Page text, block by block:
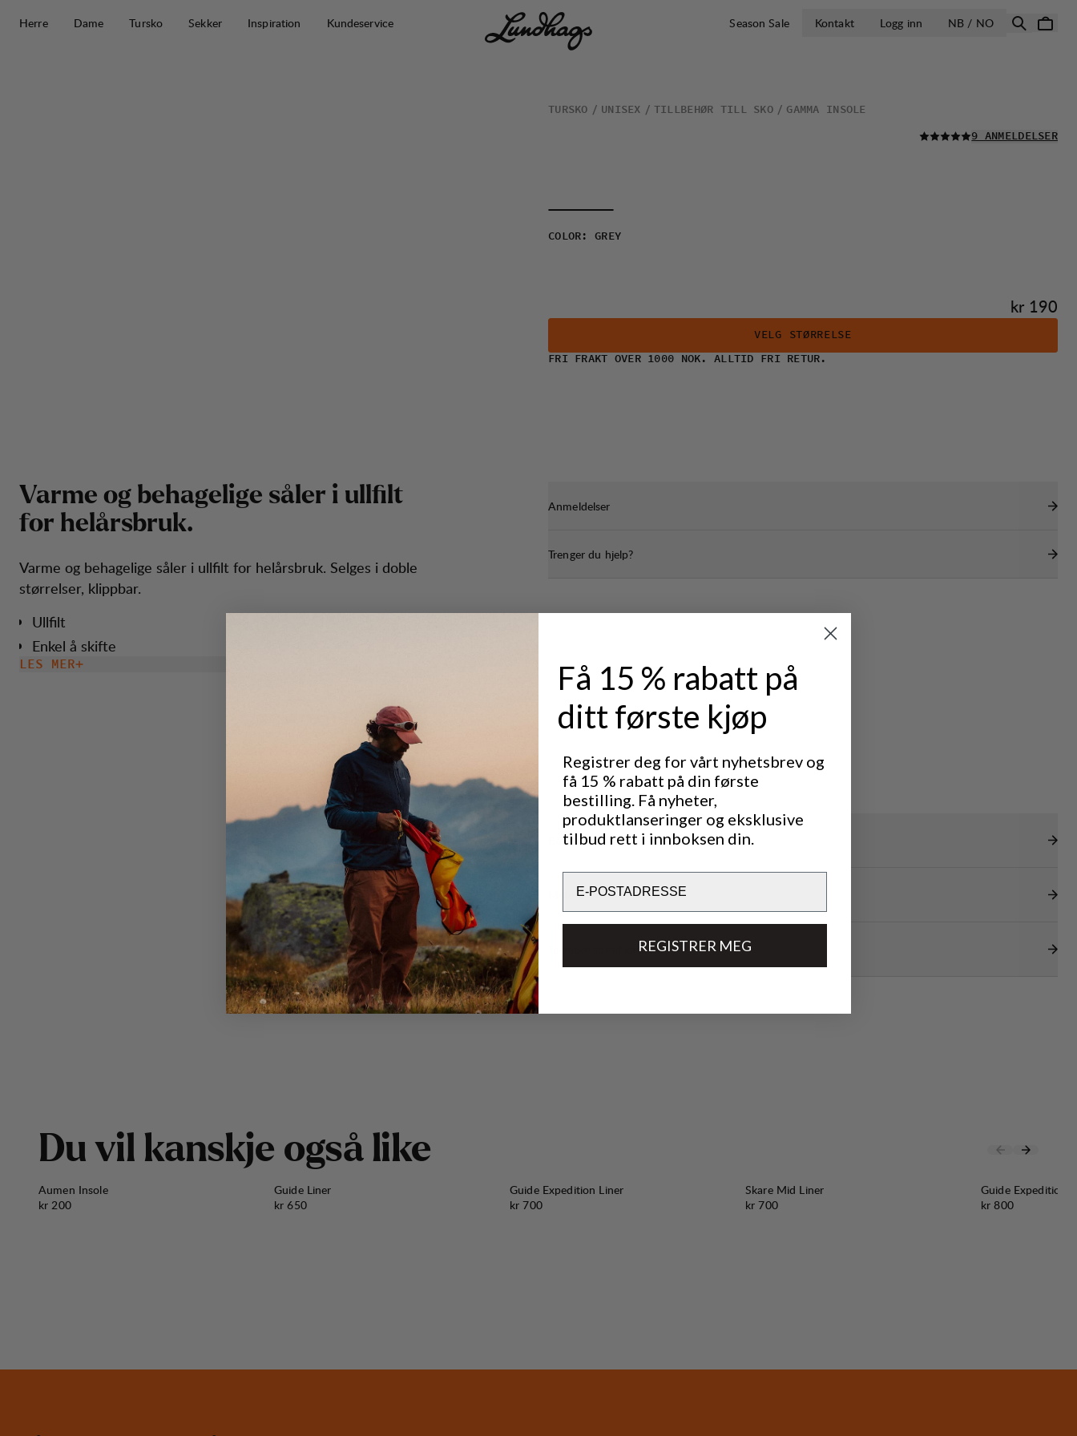
Herre
Dame Tursko Sekker Inspiration Kundeservice Season Sale Kontakt Logg inn NB / NOÅPNE VELG
TURSKO UNISEX TILLBEHØR TILL SKO GAMMA INSOLE
LES ALLE
9 ANMELDELSER
COLOR : GREY
Pris:
kr 190
VELG STØRRELSE
FRI FRAKT OVER 1000 NOK. ALLTID FRI RETUR.
Varme og behagelige såler i ullflt
for helårsbruk.
Varme og behagelige såler i ullfilt for helårsbruk. Selges i doble
størrelser, klippbar.
Ullfilt
Enkel å skifte
LES MER
Anmeldelser
Trenger du hjelp?
Bærekraftsegenskaper
Materialer
Tekniske spesifikasjoner
Du vil kanskje også like
Aumen Insole
Pris:
kr 200
Guide Liner
Pris:
kr 650
Guide Expedition Liner
Pris:
kr 700
Skare Mid Liner
Pris:
kr 700
Guide Expedition
Pris:
kr 800
Få 15 % rabatt på
ditt første kjøp
Registrer deg for vårt nyhetsbrev og
få 15 % rabatt på din første
bestilling. Få nyheter,
produktlanseringer og eksklusive
tilbud rett i innboksen din.
REGISTRER MEG